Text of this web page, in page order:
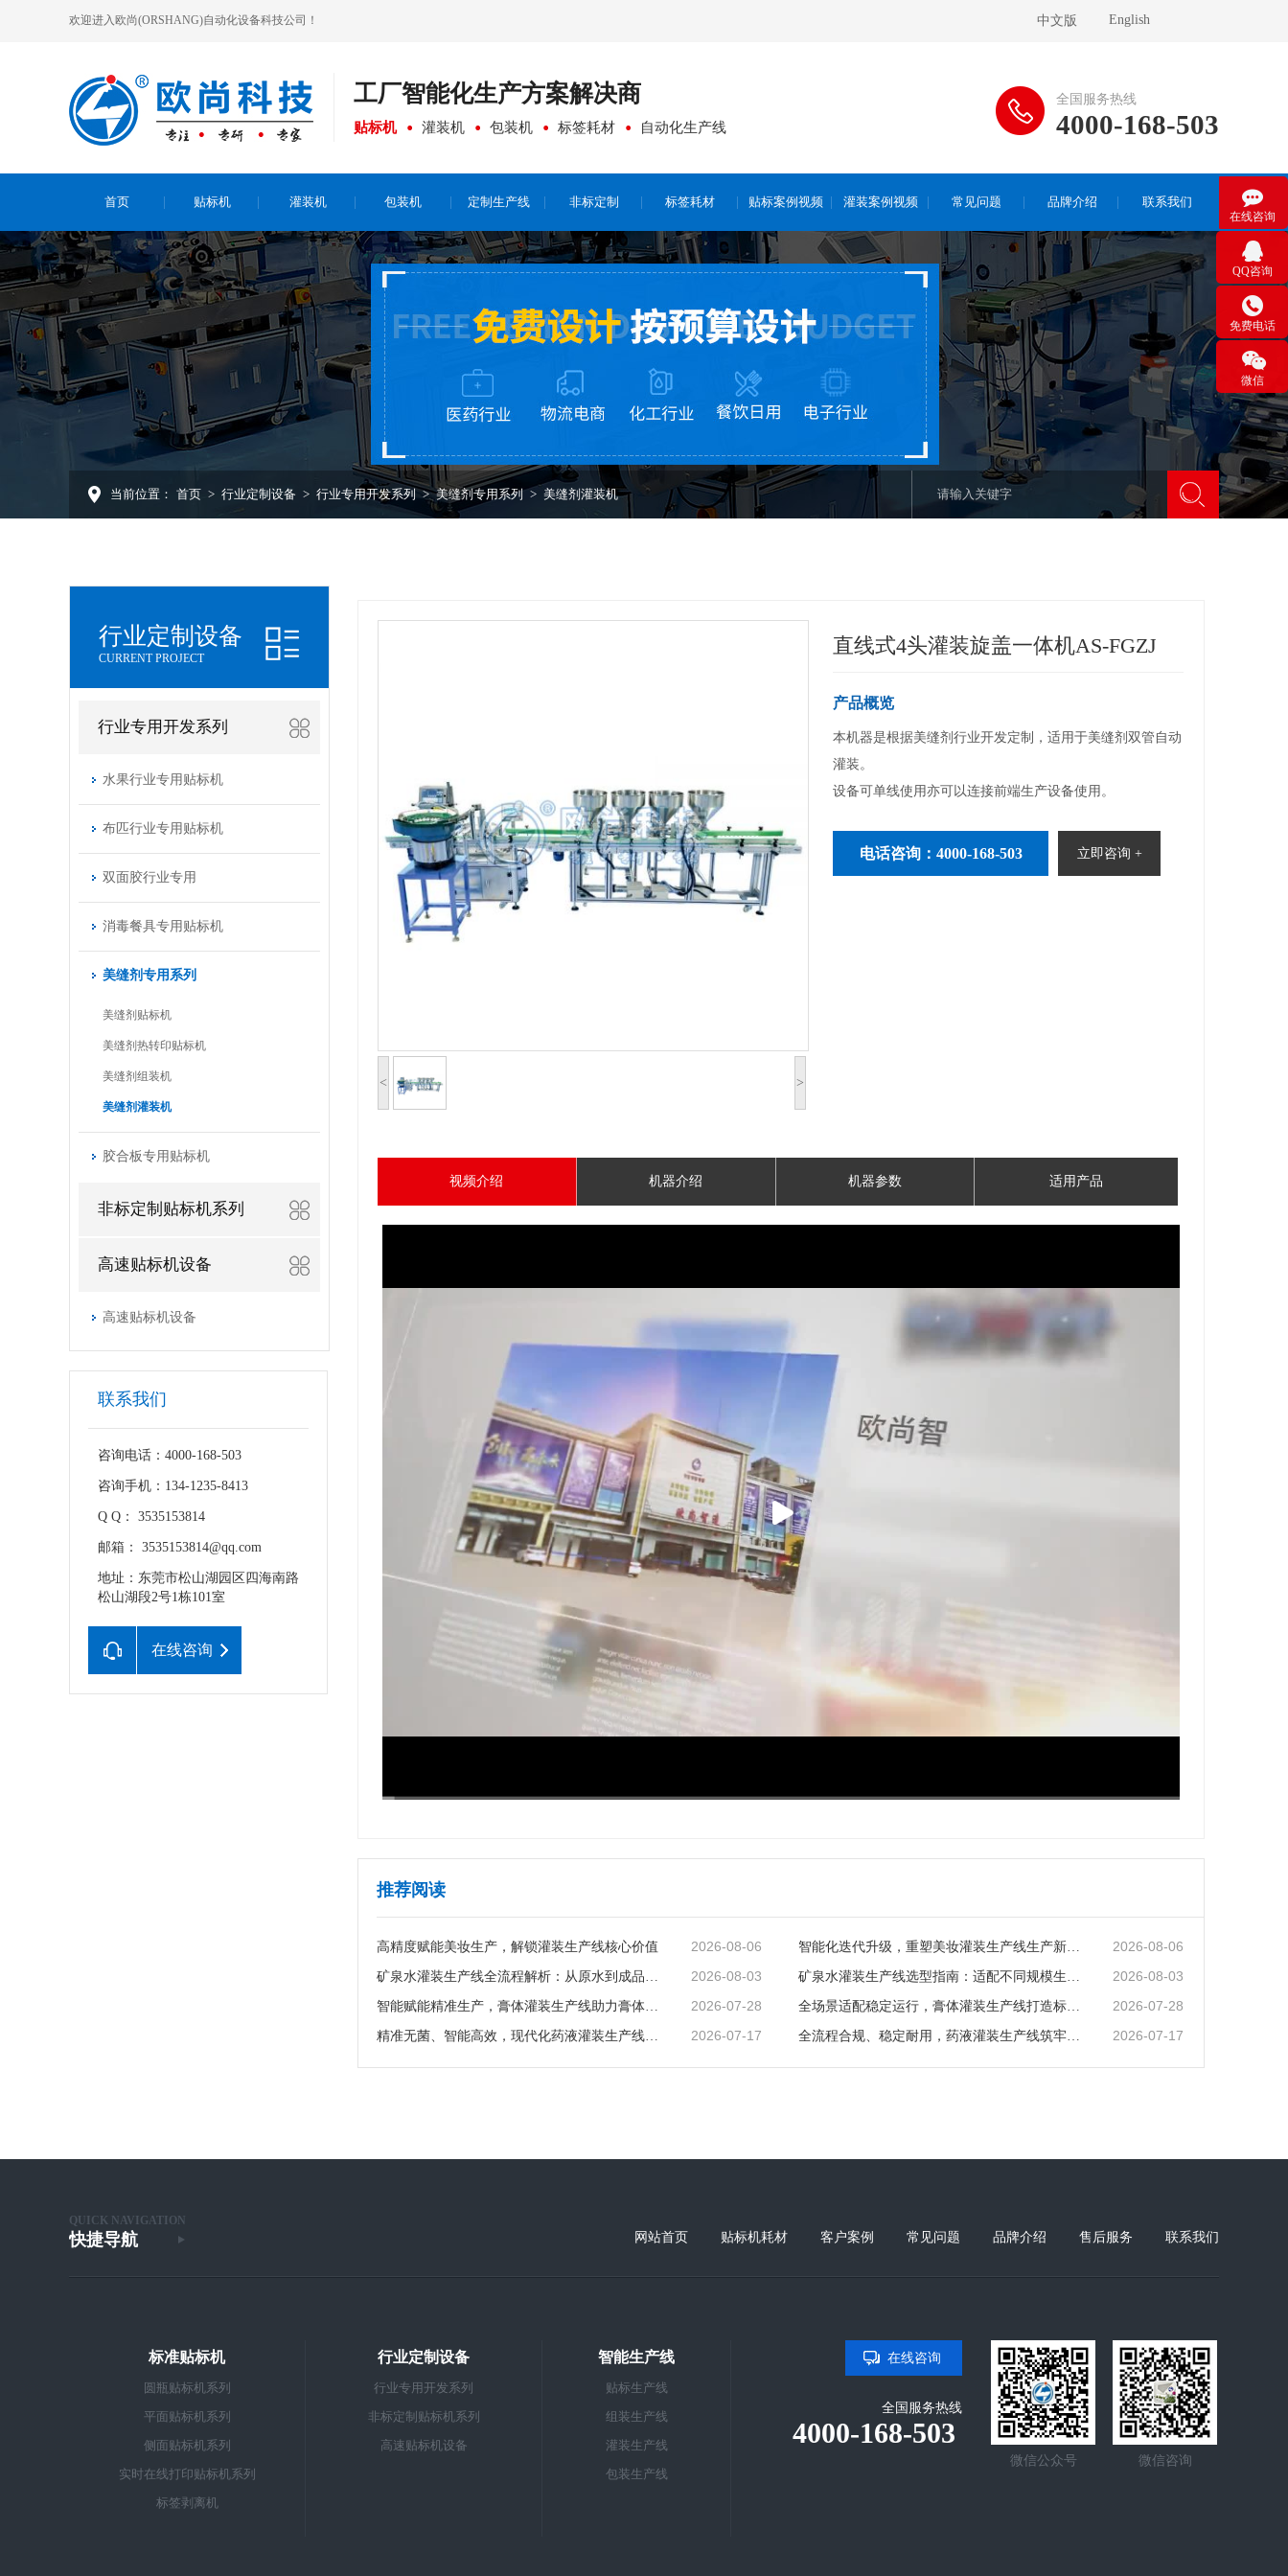
欢迎进入欧尚(ORSHANG)自动化设备科技公司！ 中文版 English
工厂智能化生产方案解决商
贴标机 灌装机 包装机 标签耗材 自动化生产线
全国服务热线
4000-168-503
首页 贴标机 灌装机 包装机 定制生产线 非标定制 标签耗材 贴标案例视频 灌装案例视频 常见问题 品牌介绍 联系我们
当前位置： 首页 > 行业定制设备 > 行业专用开发系列 > 美缝剂专用系列 > 美缝剂灌装机
行业定制设备
CURRENT PROJECT
行业专用开发系列
水果行业专用贴标机
布匹行业专用贴标机
双面胶行业专用
消毒餐具专用贴标机
美缝剂专用系列
美缝剂贴标机
美缝剂热转印贴标机
美缝剂组装机
美缝剂灌装机
胶合板专用贴标机
非标定制贴标机系列
高速贴标机设备
高速贴标机设备
联系我们
咨询电话：4000-168-503
咨询手机：134-1235-8413
Q Q： 3535153814
邮箱： 3535153814@qq.com
地址：东莞市松山湖园区四海南路
松山湖段2号1栋101室
在线咨询
< >
直线式4头灌装旋盖一体机AS-FGZJ
产品概览
本机器是根据美缝剂行业开发定制，适用于美缝剂双管自动
灌装。
设备可单线使用亦可以连接前端生产设备使用。
电话咨询：4000-168-503 立即咨询 +
视频介绍 机器介绍 机器参数 适用产品
推荐阅读
高精度赋能美妆生产，解锁灌装生产线核心价值 2026-08-06 智能化迭代升级，重塑美妆灌装生产线生产新范式 2026-08-06
矿泉水灌装生产线全流程解析：从原水到成品的品质守护 2026-08-03 矿泉水灌装生产线选型指南：适配不同规模生产的核心逻辑 2026-08-03
智能赋能精准生产，膏体灌装生产线助力膏体行业提质增效 2026-07-28 全场景适配稳定运行，膏体灌装生产线打造标准化灌装新体系 2026-07-28
精准无菌、智能高效，现代化药液灌装生产线赋能制药行业升级 2026-07-17 全流程合规、稳定耐用，药液灌装生产线筑牢药液生产品质防线 2026-07-17
QUICK NAVIGATION
快捷导航 网站首页 贴标机耗材 客户案例 常见问题 品牌介绍 售后服务 联系我们
标准贴标机
圆瓶贴标机系列
平面贴标机系列
侧面贴标机系列
实时在线打印贴标机系列
标签剥离机
行业定制设备
行业专用开发系列
非标定制贴标机系列
高速贴标机设备
智能生产线
贴标生产线
组装生产线
灌装生产线
包装生产线
在线咨询
全国服务热线
4000-168-503
微信公众号 微信咨询

在线咨询

QQ咨询

免费电话

微信